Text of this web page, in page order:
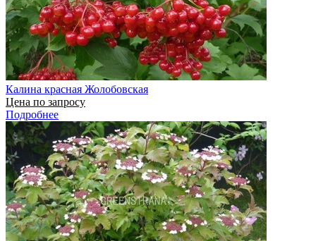
Калина красная Жолобовская
Цена по запросу
Подробнее